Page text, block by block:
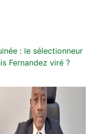
: le sélectionneur
Fernandez viré ?